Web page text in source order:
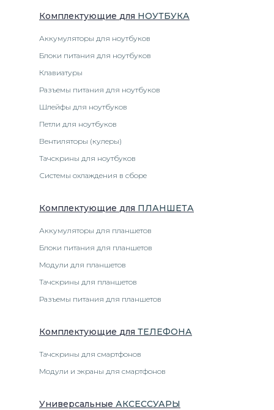
Комплектующие для НОУТБУКА
Аккумуляторы для ноутбуков
Блоки питания для ноутбуков
Клавиатуры
Разъемы питания для ноутбуков
Шлейфы для ноутбуков
Петли для ноутбуков
Вентиляторы (кулеры)
Тачскрины для ноутбуков
Системы охлаждения в сборе
Комплектующие для ПЛАНШЕТА
Аккумуляторы для планшетов
Блоки питания для планшетов
Модули для планшетов
Тачскрины для планшетов
Разъемы питания для планшетов
Комплектующие для ТЕЛЕФОНА
Тачскрины для смартфонов
Модули и экраны для смартфонов
Универсальные АКСЕССУАРЫ